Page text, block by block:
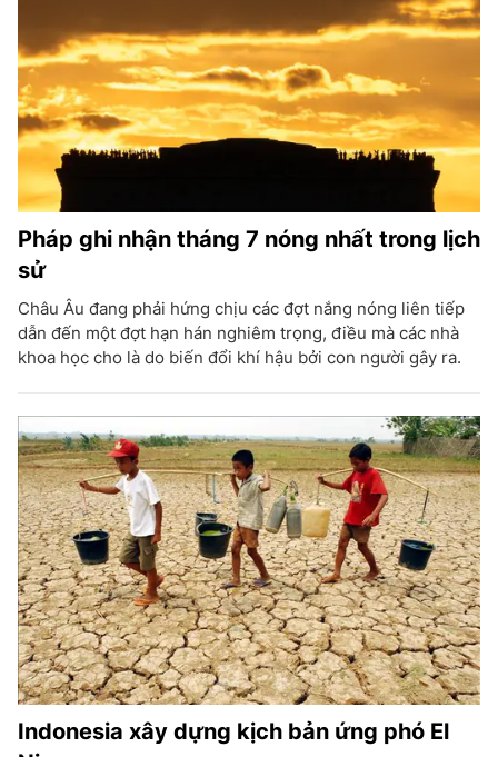
Pháp ghi nhận tháng 7 nóng nhất trong lịch
sử
Châu Âu đang phải hứng chịu các đợt nắng nóng liên tiếp
dẫn đến một đợt hạn hán nghiêm trọng, điều mà các nhà
khoa học cho là do biến đổi khí hậu bởi con người gây ra.
Indonesia xây dựng kịch bản ứng phó El